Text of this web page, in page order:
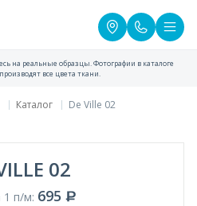
на реальные образцы. Фотографии в каталоге
все цвета ткани.
Каталог De Ville 02
02
1 п/м: 695